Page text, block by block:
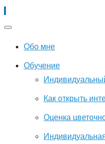
Обо мне
Обучение
Как открыть
Оценка